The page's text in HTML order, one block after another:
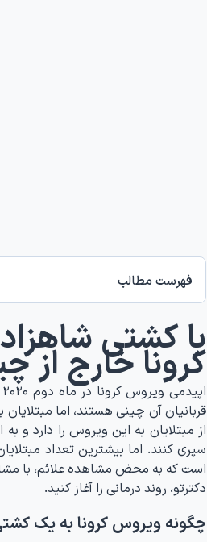
فهرست مطالب
با کشتی
کرونا خارج از
سپری کنند. اما بیشترین تعداد
است که به محض مشاهده علائم، با
دکترتو، روند درمانی را آغاز کنید.
چگونه ویروس کرونا به یک